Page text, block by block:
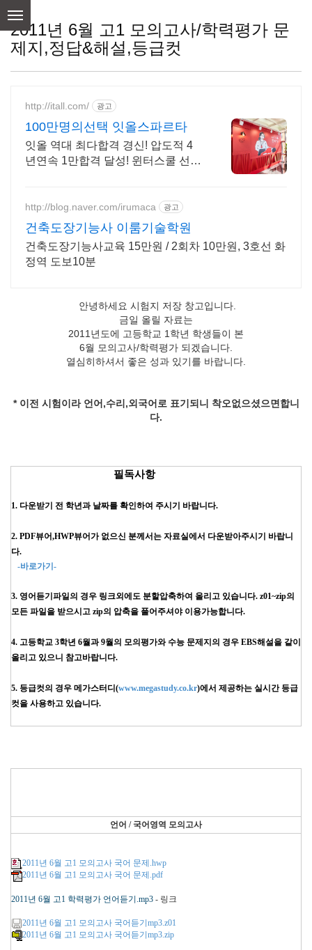
content
2011년 6월 고1 모의고사/학력평가 문
제지,정답&해설,등급컷
http://itall.com/ 광고
100만명의선택 잇올스파르타
잇올 역대 최다합격 경신! 압도적 4
년연속 1만합격 달성! 윈터스쿨 선착
노하우
http://blog.naver.com/irumaca 광고
건축도장기능사 이룸기술학원
건축도장기능사교육 15만원 / 2회차 10만원, 3호선 화
정역 도보10분
안녕하세요 시험지 저장 창고입니다.
금일 올릴 자료는
2011년도에 고등학교 1학년 학생들이 본
6월 모의고사/학력평가 되겠습니다.
열심히하셔서 좋은 성과 있기를 바랍니다.
* 이전 시험이라 언어,수리,외국어로 표기되니 착오없으셨으면합니
다.
필독사항
1. 다운받기 전 학년과 날짜를 확인하여 주시기 바랍니다.
2. PDF뷰어,HWP뷰어가 없으신 분께서는 자료실에서 다운받아주시기 바랍니
다.
-바로가기-
3. 영어듣기파일의 경우 링크외에도 분할압축하여 올리고 있습니다. z01~zip의
모든 파일을 받으시고 zip의 압축을 풀어주셔야 이용가능합니다.
4. 고등학교 3학년 6월과 9월의 모의평가와 수능 문제지의 경우 EBS해설을 같이
올리고 있으니 참고바랍니다.
5. 등급컷의 경우 메가스터디(www.megastudy.co.kr)에서 제공하는 실시간 등급
컷을 사용하고 있습니다.
언어 / 국어영역 모의고사
2011년 6월 고1 모의고사 국어 문제.hwp
2011년 6월 고1 모의고사 국어 문제.pdf
2011년 6월 고1 학력평가 언어듣기.mp3 - 링크
2011년 6월 고1 모의고사 국어듣기mp3.z01
2011년 6월 고1 모의고사 국어듣기mp3.zip